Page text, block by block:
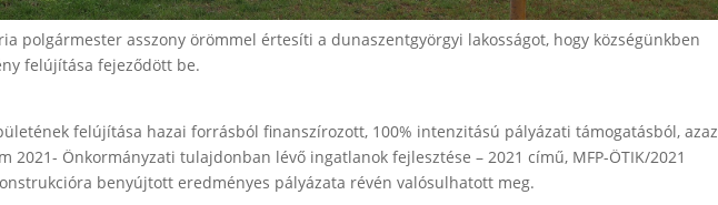
polgármester asszony örömmel értesíti a dunaszentgyörgyi lakosságot, hogy községünkben
felújítása fejeződött be.
felújítása hazai forrásból finanszírozott, 100% intenzitású pályázati támogatásból, azaz
2021- Önkormányzati tulajdonban lévő ingatlanok fejlesztése – 2021 című, MFP-ÖTIK/2021
benyújtott eredményes pályázata révén valósulhatott meg.